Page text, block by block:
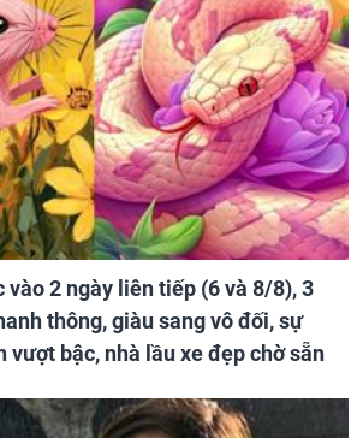
vào 2 ngày liên tiếp (6 và 8/8), 3
thông, giàu sang vô đối, sự
vượt bậc, nhà lầu xe đẹp chờ sẵn